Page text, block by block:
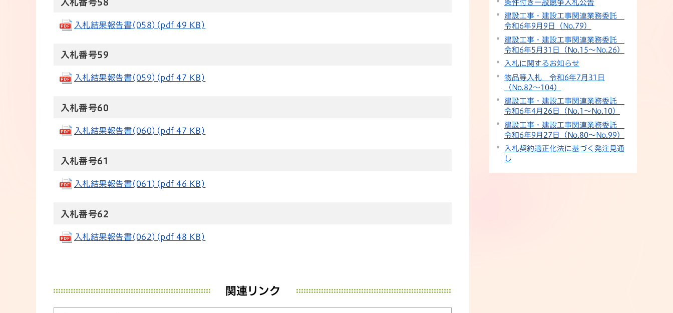
​​​​​​​​​​​​​​​​入札番号58
入札結果報告書(058)(pdf 49 KB)
​​​​​​​​​​​​​​​​入札番号59
入札結果報告書(059)(pdf 47 KB)
​​​​​​​​​​​​​​​​入札番号60
入札結果報告書(060)(pdf 47 KB)
入札番号61
入札結果報告書(061)(pdf 46 KB)
入札番号62
入札結果報告書(062)(pdf 48 KB)
関連リンク
条件付き一般競争入札公告
建設工事・建設工事関連業務委託
令和6年9月9日（No.79）
建設工事・建設工事関連業務委託
令和6年5月31日（No.15〜No.26）
入札に関するお知らせ
物品等入札 令和6年7月31日
（No.82〜104）
建設工事・建設工事関連業務委託
令和6年4月26日（No.1〜No.10）
建設工事・建設工事関連業務委託
令和6年9月27日（No.80〜No.99）
入札契約適正化法に基づく発注見通
し